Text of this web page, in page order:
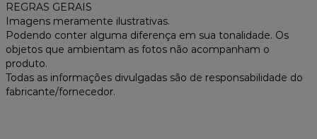
REGRAS GERAIS
Imagens meramente ilustrativas.
Podendo conter alguma diferença em sua tonalidade. Os
objetos que ambientam as fotos não acompanham o
produto.
Todas as informações divulgadas são de responsabilidade do
fabricante/fornecedor.